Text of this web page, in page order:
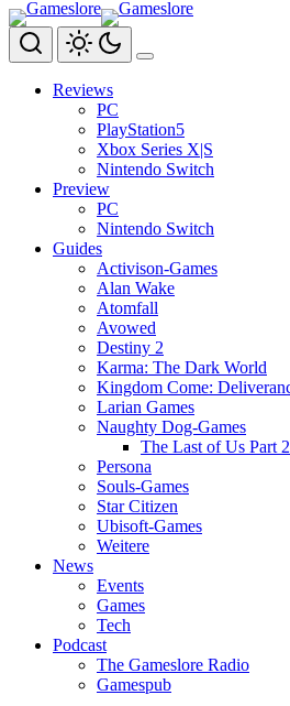
Zum
Inhalt
springen
Reviews
PC
PlayStation5
Xbox Series X|S
Nintendo Switch
Preview
PC
Nintendo Switch
Guides
Activison-Games
Alan Wake
Atomfall
Avowed
Destiny 2
Karma: The Dark World
Kingdom Come:
Larian Games
Naughty Dog-Games
The Last of Us Part
Persona
Souls-Games
Star Citizen
Ubisoft-Games
Weitere
News
Events
Games
Tech
Podcast
The Gameslore Radio
Gamespub